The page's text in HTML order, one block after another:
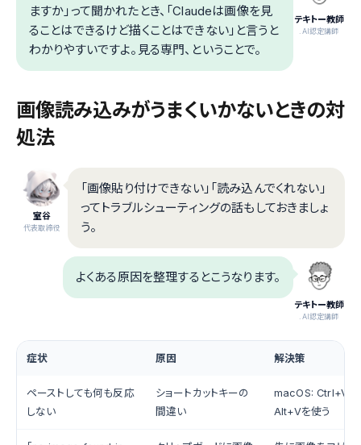
テキトー教師
.AI認定講師
ますか」って聞かれたとき、「Claudeは画像を見
ることはできるけど描くことはできない」と言うと
わかりやすいですよ。見る専門、ということで。
画像読み込みがうまくいかないときの対
処法
室谷
代表取締役
「画像貼り付けできない」「読み込んでくれない」
ってトラブルシューティングの話もしておきましょ
う。
テキトー教師
.AI認定講師
よくある原因を整理するとこうなります。
症状 原因 解決策
ペーストしても何も反応
しない
ショートカットキーの
間違い
macOS: Ctrl+V、
Alt+Vを使う